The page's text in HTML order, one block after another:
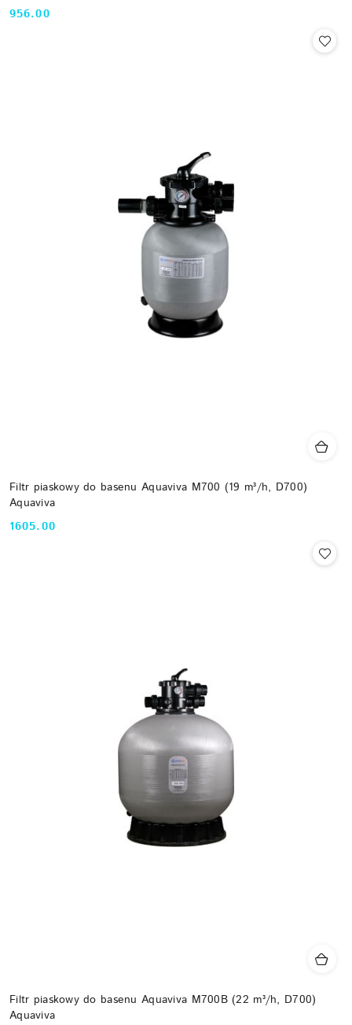
Cena:
956.00
Filtr piaskowy do basenu Aquaviva M700 (19 m³/h, D700)
Aquaviva
Cena:
1605.00
Filtr piaskowy do basenu Aquaviva M700B (22 m³/h, D700)
Aquaviva